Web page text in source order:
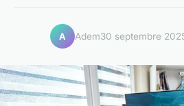
A Adem30 septembre